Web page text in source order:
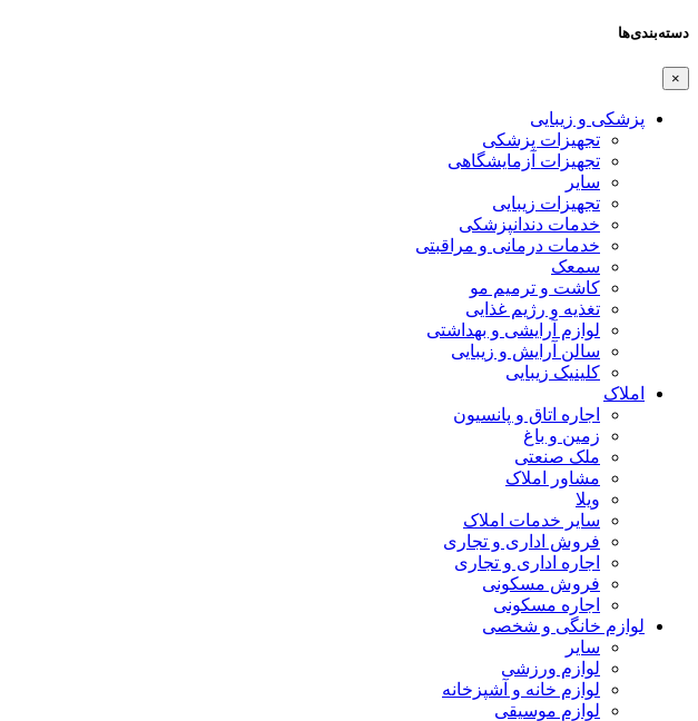
دسته‌بندی‌ها
×
پزشکی و زیبایی
تجهیزات پزشکی
تجهیزات آزمایشگاهی
سایر
تجهیزات زیبایی
خدمات دندانپزشکی
خدمات درمانی و مراقبتی
سمعک
کاشت و ترمیم مو
تغذیه و رژیم غذایی
لوازم آرایشی و بهداشتی
سالن آرایش و زیبایی
کلینیک زیبایی
املاک
اجاره اتاق و پانسیون
زمین و باغ
ملک صنعتی
مشاور املاک
ویلا
سایر خدمات املاک
فروش اداری و تجاری
اجاره اداری و تجاری
فروش مسکونی
اجاره مسکونی
لوازم خانگی و شخصی
سایر
لوازم ورزشی
لوازم خانه و آشپزخانه
لوازم موسیقی